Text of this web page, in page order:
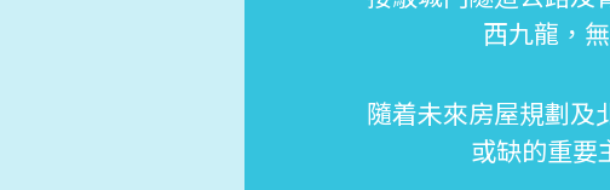
西九龍，
隨着未來房屋規劃及
或缺的重要